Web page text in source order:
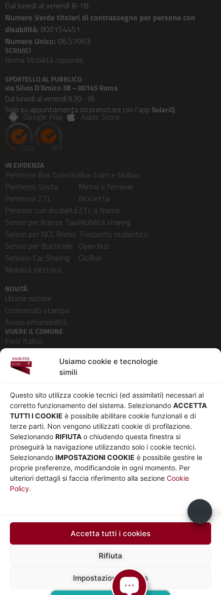
Usiamo cookie e tecnologie
simili
Questo sito utilizza cookie tecnici (ed assimilati) necessari al
corretto funzionamento del sistema. Selezionando ACCETTA
TUTTI I COOKIE è possibile abilitare cookie funzionali e di
terze parti. Non vengono utilizzati cookie di profilazione.
Selezionando RIFIUTA o chiudendo questa finestra si
proseguirà la navigazione utilizzando solo i cookie tecnici.
Selezionando IMPOSTAZIONI COOKIE è possibile gestire le
proprie preferenze, modificandole in ogni momento. Per
ulteriori dettagli si faccia riferimento alla sezione Cookie
Policy.
Accetta tutti i cookies
Rifiuta
Impostazioni cookies
Dal lunedì al venerdì 8-18
Numero Verde titolari di contrassegno per persone con
disabilità: 800154451
Numero Unico: 06.57003
SCRIVICI
Roma Mobilità risponde
SPORTELLO AL PUBBLICO
via Silvio D’Amico 38 – 00145 Roma
Dal lunedì al venerdì 8.30 -16
Solo su appuntamento da prenotare con l’app SolariQ.
Google Play Apple Store
IN EVIDENZA
Permessi Bus turistici
Permessi Sosta
Permessi ZTL
Persone con disabilità
Servizi per licenze Taxi
Servizi per NCC Roma
Servizi per Botticelle
Servizio Car Sharing
Mobilità elettrica
Bus tram e filobus
Metro e ferrovie
Bicicletta
ZTL a Roma
Mobilità sharing
Trasporto scolastico
Open bus
ClicBus
NOVITÀ
Ultime notizie
Comunicati stampa
Avvisi infomobilità
VIVERE IL COMUNE
Foro Italico
Pedonalizzazioni
Aeroporti
Chi siamo
Governance
Whistleblowing
Co-Marketing
Social media policy
Informativa Cookie
Informativa Sito web e
social media
Privacy
Parità di genere
Amministrazione
trasparente
Bandi e gare
Note legali
UTILITÀ
Car Sharing Roma
Sede legale in via Silvio D’Amico 40, 00145 Roma, P. IVA e N.
Iscrizione 10735431008 del 31/12/2009 Numero REA 1253419
Usiamo